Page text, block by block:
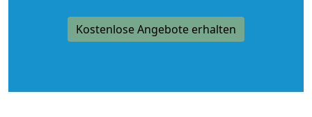
Kostenlose Angebote erhalten